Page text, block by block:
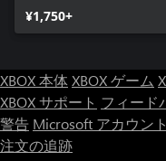
¥1,750+
XBOX 本体XBOX ゲーム
XBOX サポート フィード
警告 Microsoft アカウント
注文の追跡